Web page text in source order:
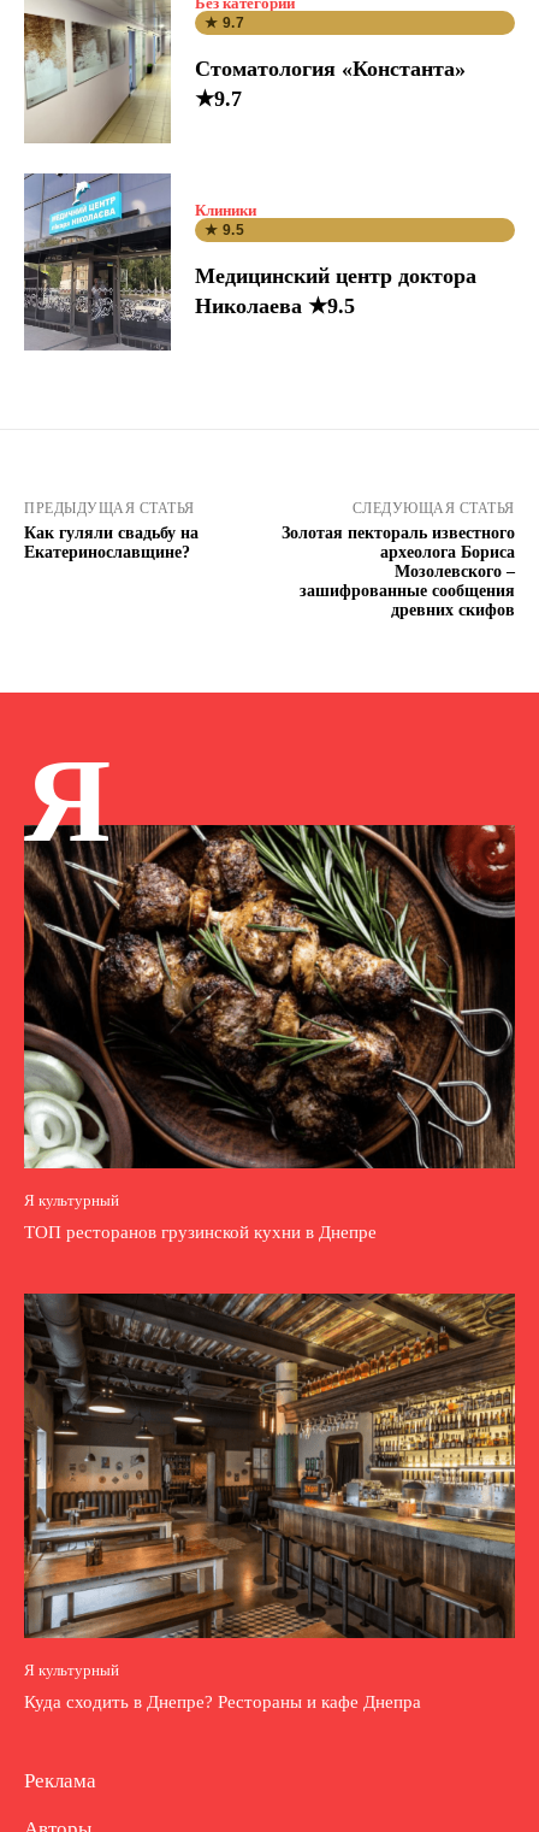
★ 9.7
Стоматология «Константа»
★9.7
Клиники
★ 9.5
Медицинский центр доктора
Николаева ★9.5
ПРЕДЫДУЩАЯ СТАТЬЯ
Как гуляли свадьбу на
Екатеринославщине?
СЛЕДУЮЩАЯ СТАТЬЯ
Золотая пектораль известного
археолога Бориса
Мозолевского –
зашифрованные сообщения
древних скифов
Я
Я культурный
ТОП ресторанов грузинской кухни в Днепре
Я культурный
Куда сходить в Днепре? Рестораны и кафе Днепра
Реклама